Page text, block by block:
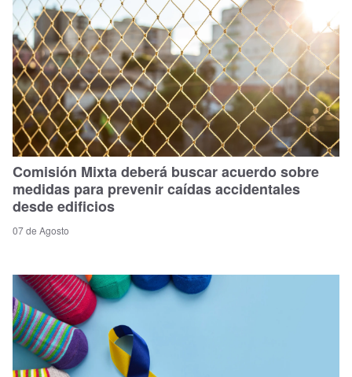
Comisión Mixta deberá buscar acuerdo sobre
medidas para prevenir caídas accidentales
desde edificios
07 de Agosto